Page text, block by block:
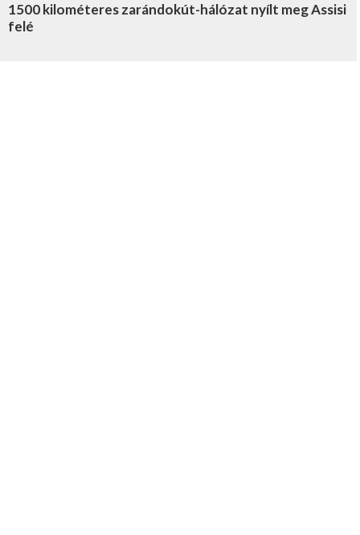
1500 kilométeres zarándokút-hálózat nyílt meg Assisi
felé